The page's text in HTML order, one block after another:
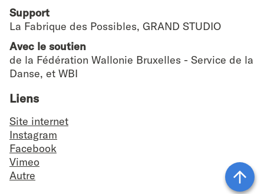
Support
La Fabrique des Possibles, GRAND STUDIO
Avec le soutien
de la Fédération Wallonie Bruxelles - Service de la
Danse, et WBI
Liens
Site internet
Instagram
Facebook
Vimeo
Autre